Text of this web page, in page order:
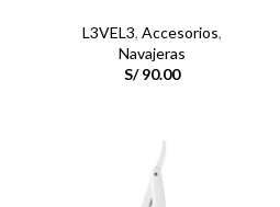
L3VEL3, Accesorios,
Navajeras
S/90.00